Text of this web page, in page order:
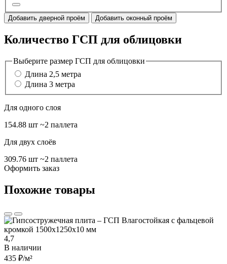
Добавить дверной проём Добавить оконный проём
Количество ГСП для облицовки
Выберите размер ГСП для облицовки
Длина 2,5 метра
Длина 3 метра
Для одного слоя
154.88 шт ~2 паллета
Для двух слоёв
309.76 шт ~2 паллета
Оформить заказ
Похожие товары
4,7
В наличии
435 ₽/м²